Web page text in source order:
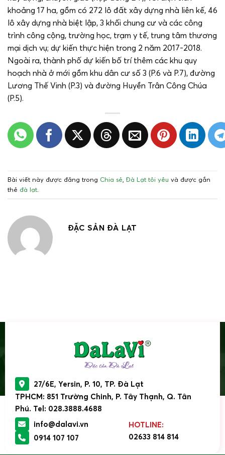
khoảng 17 ha, gồm có 272 lô đất xây dựng nhà liên kế, 46
lô xây dựng nhà biệt lập, 3 khối chung cư và các công
trình công cộng, trường học, trạm y tế, trung tâm thương
mại dịch vụ; dự kiến thực hiện trong 2 năm 2017-2018.
Ngoài ra, thành phố dự kiến bố trí thêm các khu quy
hoạch nhà ở mới gồm khu dân cư số 3 (P.6 và P.7), đường
Lương Thế Vinh (P.3) và đường Huyền Trân Công Chúa
(P.5).
Bài viết này được đăng trong Chia sẻ,Đà Lạt tôi yêu và được gắn
thẻ đà lạt.
ĐẶC SẢN ĐÀ LẠT
27/6E, Yersin, P. 10, TP. Đà Lạt
TPHCM: 851 Trường Chinh, P. Tây Thạnh, Q. Tân
Phú. Tel: 028.3888.4688
info@dalavi.vn
0914 107 107
HOTLINE:
02633 814 814